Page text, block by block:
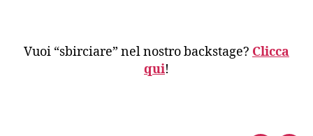
Vuoi “sbirciare” nel nostro backstage? Clicca
qui!